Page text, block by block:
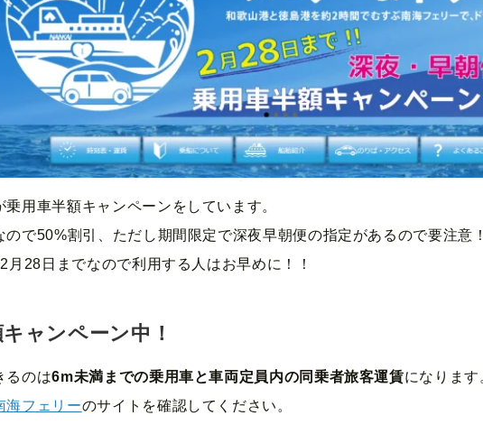
用車半額キャンペーンをしています。
ので50%割引、ただし期間限定で深夜早朝便の指定があるので要注意
月28日までなので利用する人はお早めに！！
ャンペーン中！
るのは6m未満までの乗用車と車両定員内の同乗者旅客運賃になります
海フェリーのサイトを確認してください。